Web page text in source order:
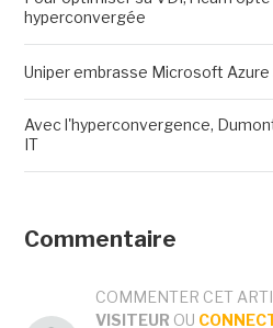
hyperconvergée
Uniper embrasse Microsoft Azure
Avec l'hyperconvergence,
IT
Commentaire
COMMENTER CET
VISITEUR OU